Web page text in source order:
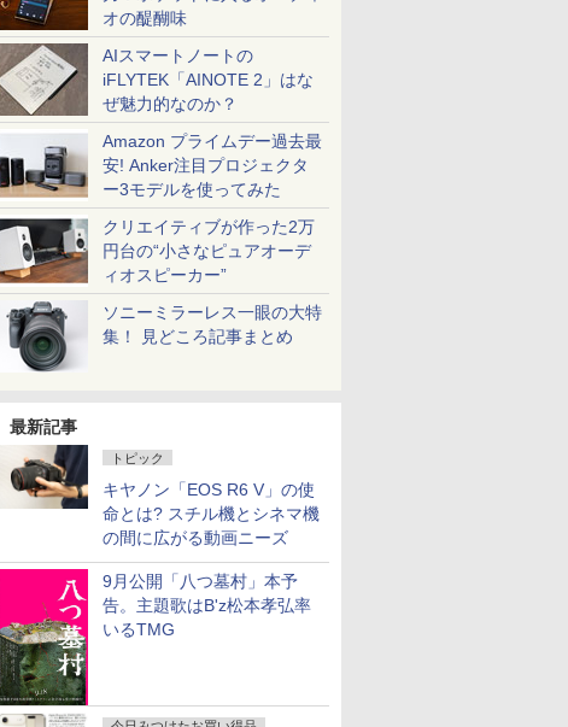
オの醍醐味
AIスマートノートの
iFLYTEK「AINOTE 2」はな
ぜ魅力的なのか？
Amazon プライムデー過去最
安! Anker注目プロジェクタ
ー3モデルを使ってみた
クリエイティブが作った2万
円台の“小さなピュアオーデ
ィオスピーカー”
ソニーミラーレス一眼の大特
集！ 見どころ記事まとめ
最新記事
トピック
キヤノン「EOS R6 V」の使
命とは? スチル機とシネマ機
の間に広がる動画ニーズ
9月公開「八つ墓村」本予
告。主題歌はB'z松本孝弘率
いるTMG